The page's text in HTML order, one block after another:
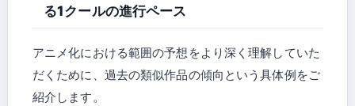
る1クールの進行ペース
アニメ化における範囲の予想をより深く理解していた
だくために、過去の類似作品の傾向という具体例をご
紹介します。